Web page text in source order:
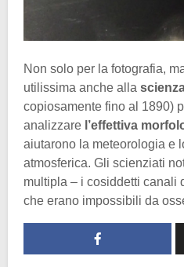
Non solo per la fotografia,
utilissima anche alla
copiosamente fino al 1890)
analizzare l’effettiva
aiutarono la meteorologia e
atmosferica. Gli scienziati
multipla – i cosiddetti canali
che erano impossibili da